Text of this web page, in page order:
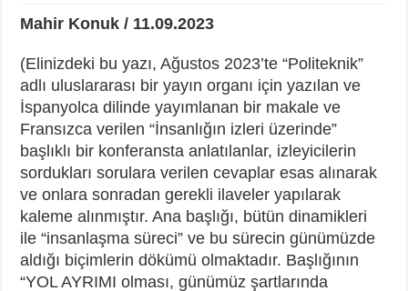
Mahir Konuk / 11.09.2023
(Elinizdeki bu yazı, Ağustos 2023’te “Politeknik”
adlı uluslararası bir yayın organı için yazılan ve
İspanyolca dilinde yayımlanan bir makale ve
Fransızca verilen “İnsanlığın izleri üzerinde”
başlıklı bir konferansta anlatılanlar, izleyicilerin
sordukları sorulara verilen cevaplar esas alınarak
ve onlara sonradan gerekli ilaveler yapılarak
kaleme alınmıştır. Ana başlığı, bütün dinamikleri
ile “insanlaşma süreci” ve bu sürecin günümüzde
aldığı biçimlerin dökümü olmaktadır. Başlığının
“YOL AYRIMI olması, günümüz şartlarında